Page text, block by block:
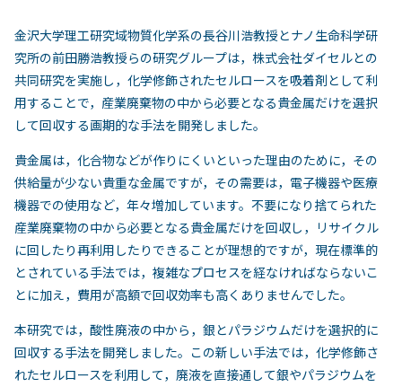
金沢大学理工研究域物質化学系の長谷川浩教授とナノ生命科学研
究所の前田勝浩教授らの研究グループは，株式会社ダイセルとの
共同研究を実施し，化学修飾されたセルロースを吸着剤として利
用することで，産業廃棄物の中から必要となる貴金属だけを選択
して回収する画期的な手法を開発しました。
貴金属は，化合物などが作りにくいといった理由のために，その
供給量が少ない貴重な金属ですが，その需要は，電子機器や医療
機器での使用など，年々増加しています。不要になり捨てられた
産業廃棄物の中から必要となる貴金属だけを回収し，リサイクル
に回したり再利用したりできることが理想的ですが，現在標準的
とされている手法では，複雑なプロセスを経なければならないこ
とに加え，費用が高額で回収効率も高くありませんでした。
本研究では，酸性廃液の中から，銀とパラジウムだけを選択的に
回収する手法を開発しました。この新しい手法では，化学修飾さ
れたセルロースを利用して，廃液を直接通して銀やパラジウムを